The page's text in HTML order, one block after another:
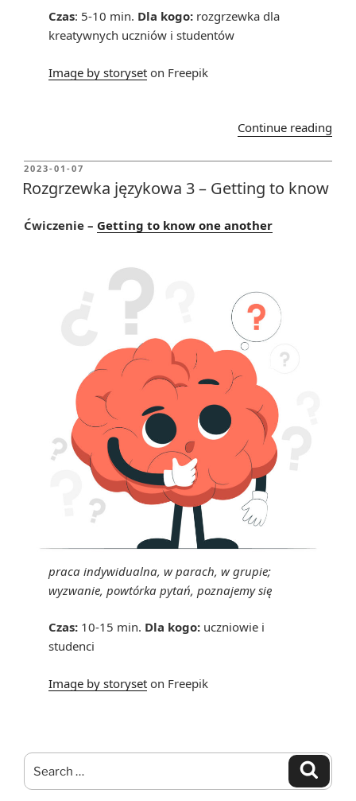
Czas: 5-10 min. Dla kogo: rozgrzewka dla
kreatywnych uczniów i studentów
Image by storyset on Freepik
Continue reading
4
POSTED
ON
2023-01-07
Rozgrzewka językowa 3 – Getting to know
Ćwiczenie – Getting to know one another
praca indywidualna, w parach, w grupie;
wyzwanie, powtórka pytań, poznajemy się
Czas: 10-15 min. Dla kogo: uczniowie i
studenci
Image by storyset on Freepik
Search
for:
Search